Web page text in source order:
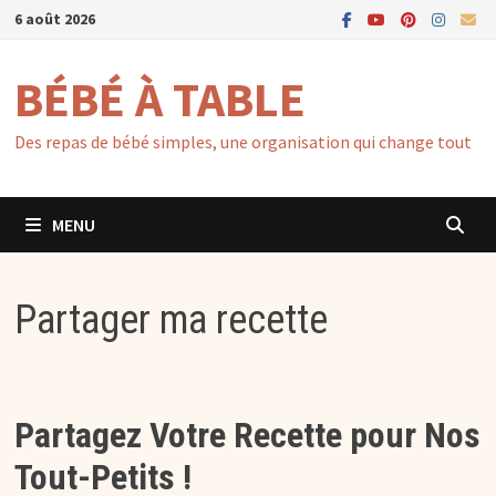
Passer
contenu
6 août 2026
BÉBÉ À TABLE
Des repas de bébé simples, une organisation qui change tout
MENU
Partager ma recette
Partagez Votre Recette pour Nos
Tout-Petits !